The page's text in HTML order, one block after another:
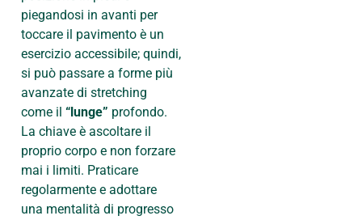
piegandosi in avanti per
toccare il pavimento è un
esercizio accessibile; quindi,
si può passare a forme più
avanzate di stretching
come il “lunge” profondo.
La chiave è ascoltare il
proprio corpo e non forzare
mai i limiti. Praticare
regolarmente e adottare
una mentalità di progresso